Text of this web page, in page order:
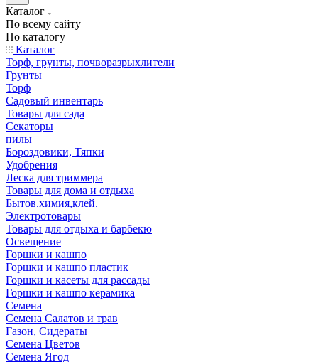
Каталог
По всему сайту
По каталогу
Каталог
Торф, грунты, почворазрыхлители
Грунты
Торф
Садовый инвентарь
Товары для сада
Секаторы
пилы
Бороздовики, Тяпки
Удобрения
Леска для триммера
Товары для дома и отдыха
Бытов.химия,клей.
Электротовары
Товары для отдыха и барбекю
Освещение
Горшки и кашпо
Горшки и кашпо пластик
Горшки и касеты для рассады
Горшки и кашпо керамика
Семена
Семена Салатов и трав
Газон, Сидераты
Семена Цветов
Семена Ягод